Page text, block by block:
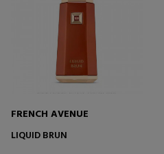
FRENCH AVENUE
LIQUID BRUN